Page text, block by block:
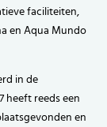
faciliteiten,
en Aqua Mundo
in de
heeft reeds een
en